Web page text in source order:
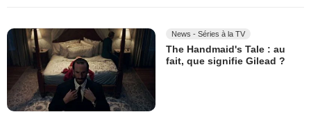
News - Séries à la TV
The Handmaid's Tale : au
fait, que signifie Gilead ?